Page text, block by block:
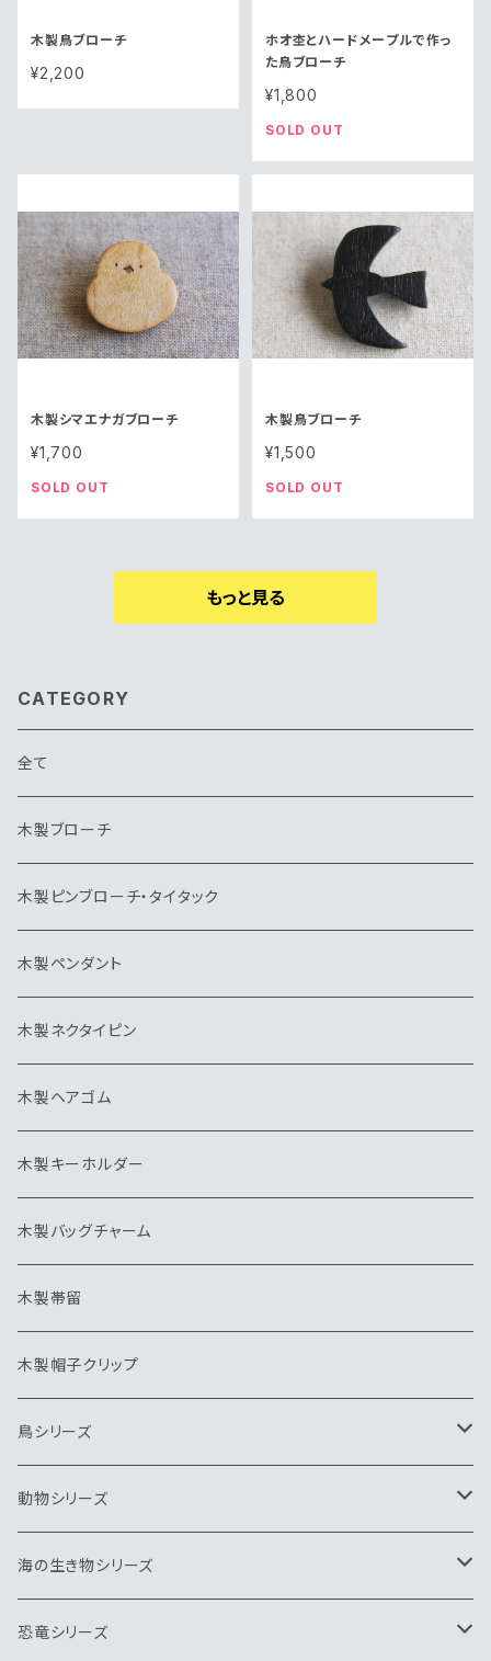
木製鳥ブローチ
¥2,200
ホオ杢とハードメープルで作っ
た鳥ブローチ
¥1,800
SOLD OUT
木製シマエナガブローチ
¥1,700
SOLD OUT
木製鳥ブローチ
¥1,500
SOLD OUT
もっと見る
CATEGORY
全て
木製ブローチ
木製ピンブローチ・タイタック
木製ペンダント
木製ネクタイピン
木製ヘアゴム
木製キーホルダー
木製バッグチャーム
木製帯留
木製帽子クリップ
鳥シリーズ
ブローチ
ペンダント
ネクタイピン
動物シリーズ
ブローチ
ペンダント
海の生き物シリーズ
ブローチ
恐竜シリーズ